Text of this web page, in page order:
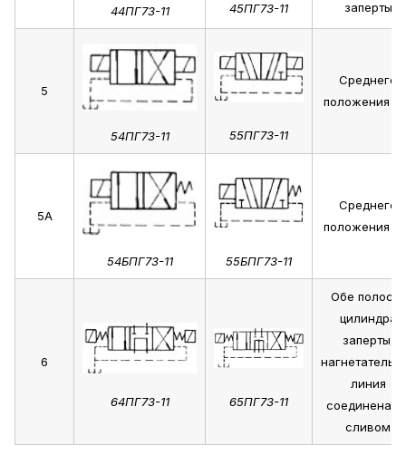
44ПГ73-11 45ПГ73-11 заперты
5
54ПГ73-11 55ПГ73-11
Среднего
положения
5А
54БПГ73-11 55БПГ73-11
Среднего
положения
6
64ПГ73-11 65ПГ73-11
Обе полости
цилиндра
заперты,
линия
соединена
сливом